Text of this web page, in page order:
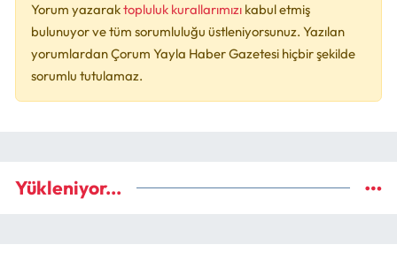
Yorum yazaraktopluluk kurallarımızı kabul etmiş
bulunuyor ve tüm sorumluluğu üstleniyorsunuz. Yazılan
yorumlardan Çorum Yayla Haber Gazetesi hiçbir şekilde
sorumlu tutulamaz.
Yükleniyor...